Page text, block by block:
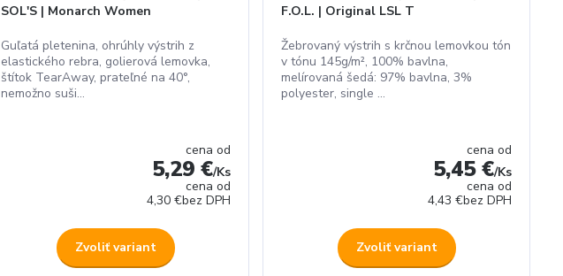
SOL'S | Monarch Women
Guľatá pletenina, ohrúhly výstrih z
elastického rebra, golierová lemovka,
štítok TearAway, prateľné na 40°,
nemožno suši...
cena od
5,29 €/Ks
cena od
4,30 €bez DPH
Zvoliť variant
F.O.L. | Original LSL T
Žebrovaný výstrih s krčnou lemovkou tón
v tónu 145g/m², 100% bavlna,
melírovaná šedá: 97% bavlna, 3%
polyester, single ...
cena od
5,45 €/Ks
cena od
4,43 €bez DPH
Zvoliť variant